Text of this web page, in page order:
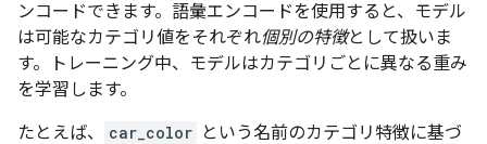
ンコードできます。語彙エンコードを使用すると、モデル
は可能なカテゴリ値をそれぞれ個別の特徴として扱いま
す。トレーニング中、モデルはカテゴリごとに異なる重み
を学習します。
たとえば、 car_color という名前のカテゴリ特徴に基づ